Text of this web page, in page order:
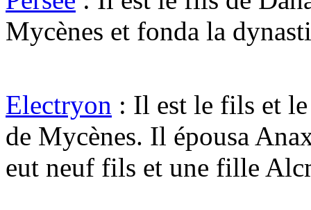
Mycènes et fonda la
Electryon : Il est le fils et le
de Mycènes. Il épousa
eut neuf fils et une fille